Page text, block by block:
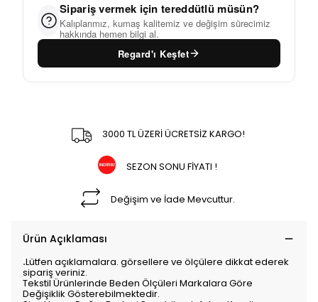
Sipariş vermek için tereddütlü müsün?
Kalıplarımız, kumaş kalitemiz ve değişim sürecimiz
hakkında hemen bilgi al.
Regard'ı Keşfet
3000 TL ÜZERİ ÜCRETSİZ KARGO!
SEZON SONU FİYATI !
Değişim ve İade Mevcuttur.
Ürün Açıklaması
.Lütfen açıklamalara. görsellere ve ölçülere dikkat ederek
sipariş veriniz.
Tekstil Ürünlerinde Beden Ölçüleri Markalara Göre
Değişiklik Gösterebilmektedir.